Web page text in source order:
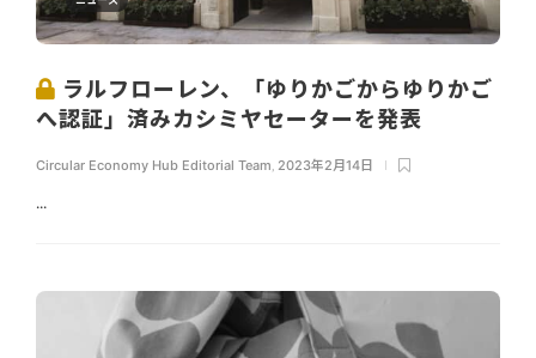
ラルフローレン、「ゆりかごからゆりかご
へ認証」済みカシミヤセーターを発表
Circular Economy Hub Editorial Team 2023年2月14日
...